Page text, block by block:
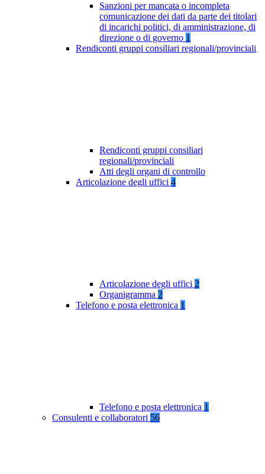
Sanzioni per mancata o incompleta
comunicazione dei dati da parte dei titolari
di incarichi politici, di amministrazione, di
direzione o di governo 1
Rendiconti gruppi consiliari regionali/provinciali
Rendiconti gruppi consiliari
regionali/provinciali
Atti degli organi di controllo
Articolazione degli uffici 4
Articolazione degli uffici 2
Organigramma 2
Telefono e posta elettronica 1
Telefono e posta elettronica 1
Consulenti e collaboratori 56